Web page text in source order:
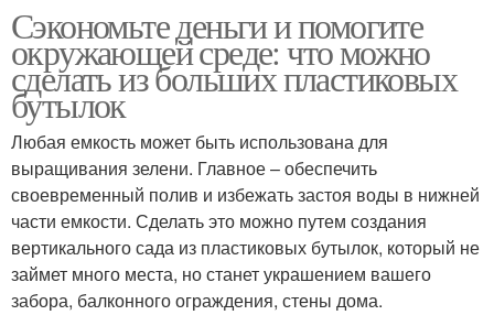
Сэкономьте деньги и помогите
окружающей среде: что можно
сделать из больших пластиковых
бутылок
Любая емкость может быть использована для
выращивания зелени. Главное – обеспечить
своевременный полив и избежать застоя воды в нижней
части емкости. Сделать это можно путем создания
вертикального сада из пластиковых бутылок, который не
займет много места, но станет украшением вашего
забора, балконного ограждения, стены дома.